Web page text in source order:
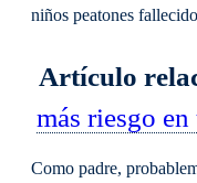
niños peatones
Artículo
más riesgo
Como padre,